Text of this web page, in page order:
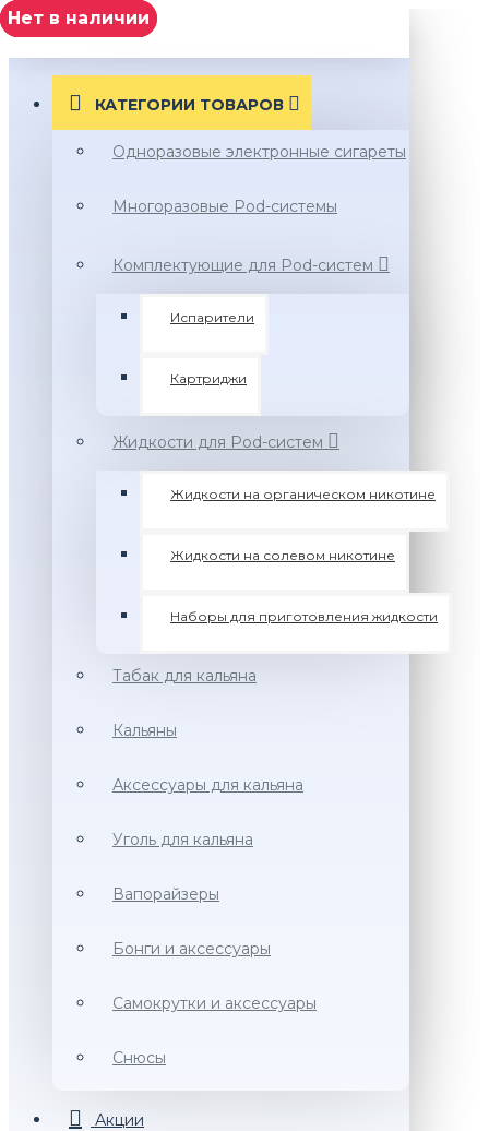
МЕНЮ
КАТЕГОРИИ ТОВАРОВ
Одноразовые электронные сигареты
Многоразовые Pod-системы
Комплектующие для Pod-систем
Испарители
Картриджи
Жидкости для Pod-систем
Жидкости на органическом никотине
Жидкости на солевом никотине
Наборы для приготовления жидкости
Табак для кальяна
Кальяны
Аксессуары для кальяна
Уголь для кальяна
Вапорайзеры
Бонги и аксессуары
Самокрутки и аксессуары
Снюсы
Акции
Нет в наличии
нет в наличии
нет в наличии
Нет в наличии